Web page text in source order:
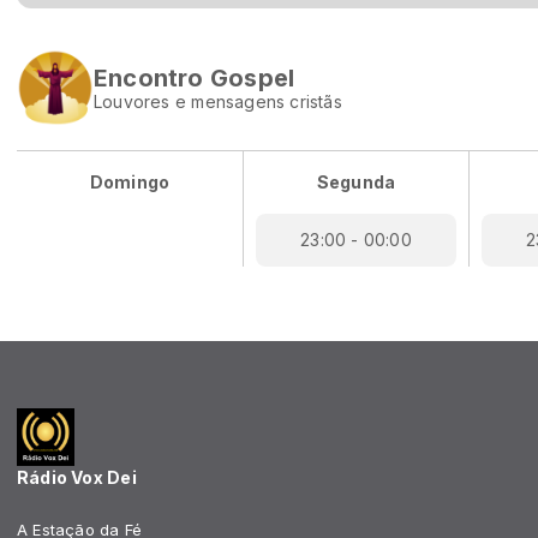
Encontro Gospel
Louvores e mensagens cristãs
Domingo Segunda
23:00 - 00:00
Rádio Vox Dei
A Estação da Fé